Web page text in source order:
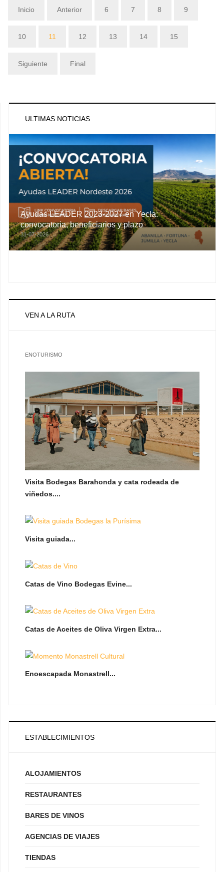
Inicio Anterior 6 7 8 9
10 11 12 13 14 15
Siguiente Final
ULTIMAS NOTICIAS
Ayudas LEADER 2023-2027 en Yecla:
convocatoria, beneficiarios y plazo
31-07-2026
VEN A LA RUTA
ENOTURISMO
Visita Bodegas Barahonda y cata rodeada de
viñedos....
Visita guiada...
Catas de Vino Bodegas Evine...
Catas de Aceites de Oliva Virgen Extra...
Enoescapada Monastrell...
ESTABLECIMIENTOS
ALOJAMIENTOS
RESTAURANTES
BARES DE VINOS
AGENCIAS DE VIAJES
TIENDAS